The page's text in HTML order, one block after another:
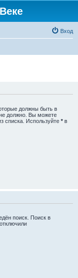
Вход
должны быть в
должно. Вы можете
списка. Используйте * в
поиск. Поиск в